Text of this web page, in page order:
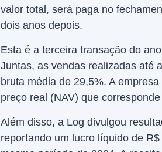
valor total, será paga no
dois anos depois.
Esta é a terceira transação do
Juntas, as vendas realizadas até
bruta média de 29,5%. A
preço real (NAV) que
Além disso, a Log divulgou
reportando um lucro líquido de